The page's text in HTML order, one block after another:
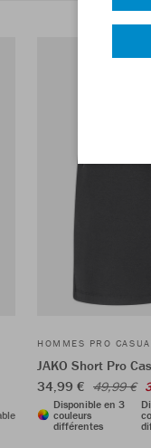
HOMMES PRO
JAKO Short Pro
34,99 € 49,99 €
Disponible en 3
couleurs
différentes